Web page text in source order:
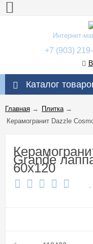
Интернет-
+7 (903)
Каталог
Главная → Плитка→
Керамогранит Dazzle
Grande
60x120